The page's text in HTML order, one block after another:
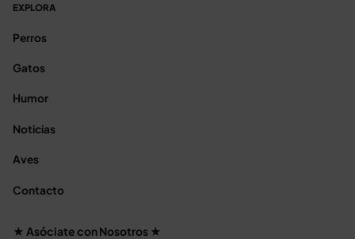
EXPLORA
Perros
Gatos
Humor
Noticias
Aves
Contacto
★ Asóciate con Nosotros ★